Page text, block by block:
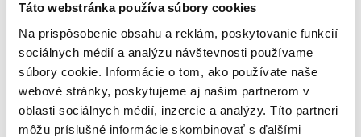
Táto webstránka používa súbory cookies
Na prispôsobenie obsahu a reklám, poskytovanie funkcií
sociálnych médií a analýzu návštevnosti používame
súbory cookie. Informácie o tom, ako používate naše
webové stránky, poskytujeme aj našim partnerom v
oblasti sociálnych médií, inzercie a analýzy. Títo partneri
môžu príslušné informácie skombinovať s ďalšími
Celá séria